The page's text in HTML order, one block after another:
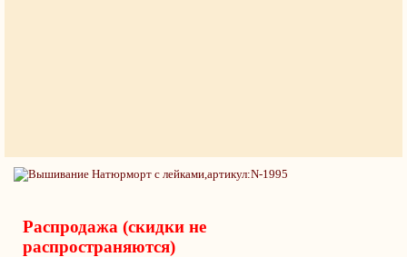
Распродажа (скидки не
распространяются)